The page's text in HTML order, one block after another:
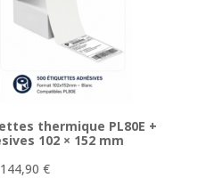
thermique PL80E +
102 × 152 mm
Le
144,90 €Le